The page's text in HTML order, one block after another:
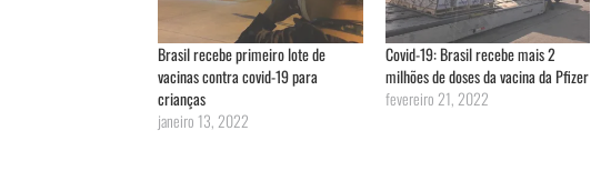
Brasil recebe primeiro lote de
vacinas contra covid-19 para
crianças
janeiro 13, 2022
Covid-19: Brasil recebe mais 2
milhões de doses da vacina da Pfizer
fevereiro 21, 2022